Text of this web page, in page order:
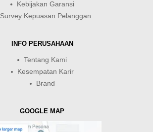
Kebijakan Garansi
Survey Kepuasan Pelanggan
INFO PERUSAHAAN
Tentang Kami
Kesempatan Karir
Brand
GOOGLE MAP